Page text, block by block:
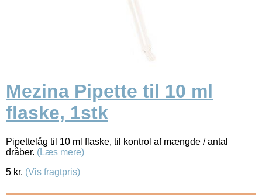
Mezina Pipette til 10 ml
flaske, 1stk
Pipettelåg til 10 ml flaske, til kontrol af mængde / antal
dråber. (Læs mere)
5 kr. (Vis fragtpris)